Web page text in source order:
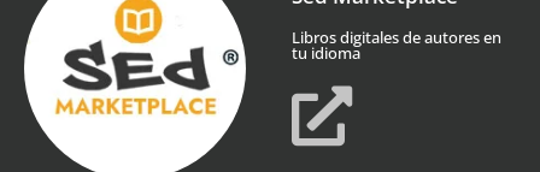
Libros digitales de autores en
tu idioma